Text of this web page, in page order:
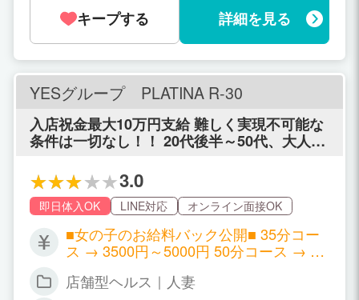
キープする 詳細を見る
YESグループ PLATINA R-30
入店祝金最大10万円支給 難しく実現不可能な
条件は一切なし！！ 20代後半～50代、大人の
3.0
即日体入OK LINE対応 オンライン面接OK
■女の子のお給料バック公開■ 35分コー
ス → 3500円～5000円 50分コース → 50
500円 75分コース → 7500円～9000円 9
店舗型ヘルス｜人妻